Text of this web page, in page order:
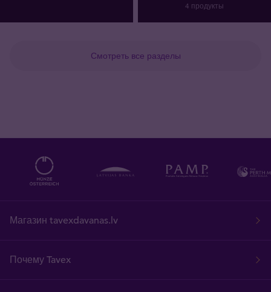
Смотреть все разделы
4 продукты
Магазин tavexdavanas.lv
Почему Tavex